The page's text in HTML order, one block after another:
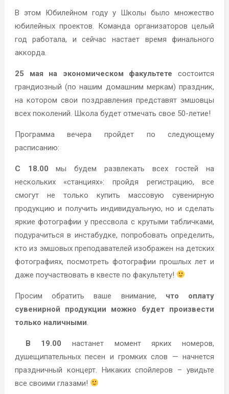
В этом Юбилейном году у Школы было множество
юбилейных проектов. Команда организаторов целый
год работала, и сейчас настает время финального
аккорда.
25 мая на экономическом факультете состоится
грандиозный (по нашим домашним меркам) праздник,
на котором свои поздравления представят эмшовцы
всех поколений. Школа будет отмечать свое 50-летие!
Программа вечера пройдет по следующему
расписанию:
С 18.00 мы будем развлекать всех гостей на
нескольких «станциях»: пройдя регистрацию, все
смогут не только купить массовую сувенирную
продукцию и получить индивидуальную, но и сделать
яркие фотографии у прессвола с крутыми табличками,
подурачиться в инстабудке, попробовать определить,
кто из эмшовых преподавателей изображен на детских
фотографиях, посмотреть фотографии прошлых лет и
даже поучаствовать в квесте по факультету!
Просим обратить ваше внимание, что оплату
сувенирной продукции можно будет произвести
только наличными.
В 19.00 настанет момент ярких номеров,
душещипательных песен и громких слов — начнется
праздничный концерт. Никаких спойлеров – увидьте
все своими глазами!